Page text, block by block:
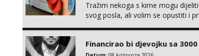
Tražim nekoga s kime mogu
svog posla, ali volim se opustiti i
Financirao bi djevojku sa